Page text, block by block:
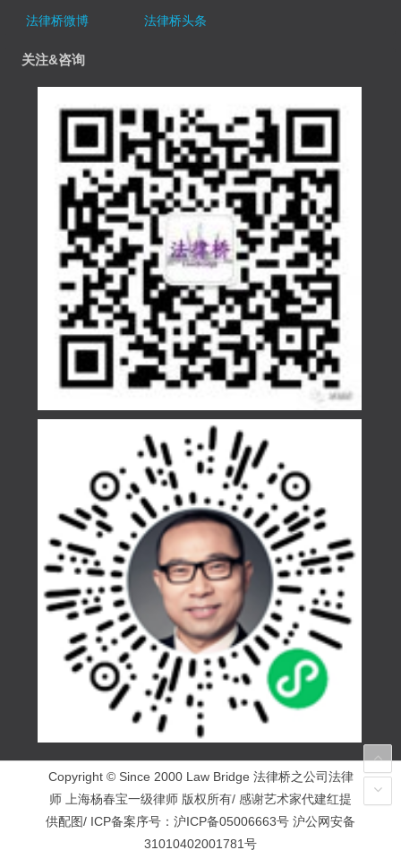
法律桥微博
法律桥头条
关注&咨询
Copyright © Since 2000 Law Bridge 法律桥之公司法律
师 上海杨春宝一级律师 版权所有/ 感谢艺术家代建红提
供配图/ ICP备案序号： 沪ICP备05006663号 沪公网安备
31010402001781号